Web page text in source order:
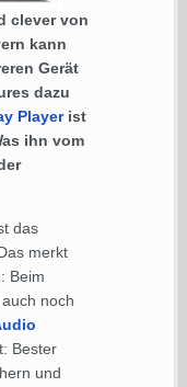
clever von
kann
Gerät
dazu
Playerist
ihn vom
das
merkt
Beim
noch
Bester
und